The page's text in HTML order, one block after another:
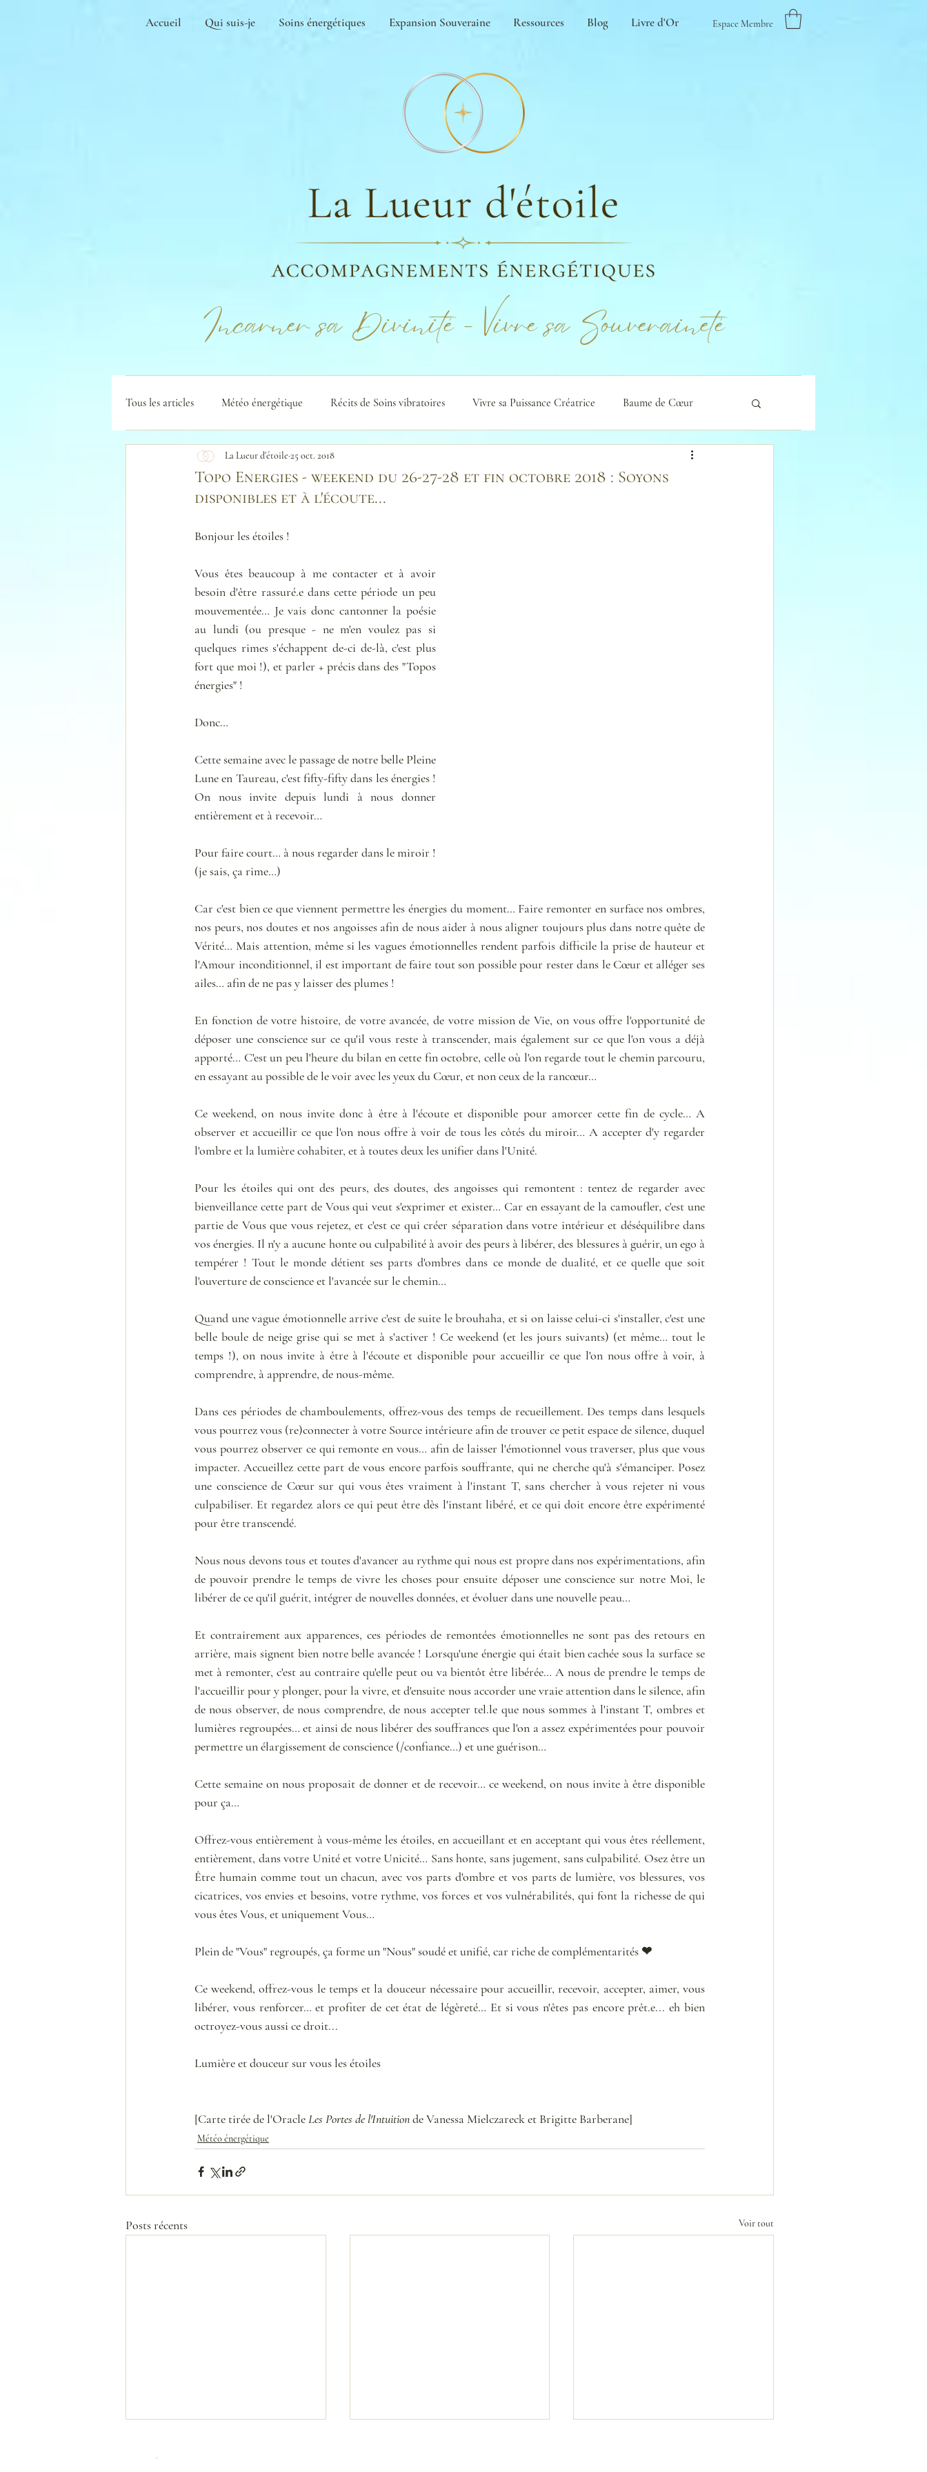
Accueil Qui suis-je Soins énergétiques Expansion Souveraine Ressources Blog Livre d'Or Espace Membre
Incarner sa Divinité - Vivre sa Souveraineté
Tous les articles Météo énergétique Récits de Soins vibratoires Vivre sa Puissance Créatrice Baume de Cœur
Topo Energies - weekend du 26-27-28 et fin octobre 2018 : Soyons
disponibles et à l'écoute...
La Lueur d'étoile 25 oct. 2018
Bonjour les étoiles !
Vous êtes beaucoup à me contacter et à avoir
besoin d'être rassuré.e dans cette période un peu
mouvementée… Je vais donc cantonner la poésie
au lundi (ou presque - ne m'en voulez pas si
quelques rimes s'échappent de-ci de-là, c'est plus
fort que moi !), et parler + précis dans des "Topos
énergies" !
Donc…
Cette semaine avec le passage de notre belle Pleine
Lune en Taureau, c'est fifty-fifty dans les énergies !
On nous invite depuis lundi à nous donner
entièrement et à recevoir…
Pour faire court… à nous regarder dans le miroir !
(je sais, ça rime…)
Car c'est bien ce que viennent permettre les énergies du moment… Faire remonter en surface nos ombres,
nos peurs, nos doutes et nos angoisses afin de nous aider à nous aligner toujours plus dans notre quête de
Vérité… Mais attention, même si les vagues émotionnelles rendent parfois difficile la prise de hauteur et
l'Amour inconditionnel, il est important de faire tout son possible pour rester dans le Cœur et alléger ses
ailes… afin de ne pas y laisser des plumes !
En fonction de votre histoire, de votre avancée, de votre mission de Vie, on vous offre l'opportunité de
déposer une conscience sur ce qu'il vous reste à transcender, mais également sur ce que l'on vous a déjà
apporté… C'est un peu l'heure du bilan en cette fin octobre, celle où l'on regarde tout le chemin parcouru,
en essayant au possible de le voir avec les yeux du Cœur, et non ceux de la rancœur…
Ce weekend, on nous invite donc à être à l'écoute et disponible pour amorcer cette fin de cycle… A
observer et accueillir ce que l'on nous offre à voir de tous les côtés du miroir… A accepter d'y regarder
l'ombre et la lumière cohabiter, et à toutes deux les unifier dans l'Unité.
Pour les étoiles qui ont des peurs, des doutes, des angoisses qui remontent : tentez de regarder avec
bienveillance cette part de Vous qui veut s'exprimer et exister… Car en essayant de la camoufler, c'est une
partie de Vous que vous rejetez, et c'est ce qui créer séparation dans votre intérieur et déséquilibre dans
vos énergies. Il n'y a aucune honte ou culpabilité à avoir des peurs à libérer, des blessures à guérir, un ego à
tempérer ! Tout le monde détient ses parts d'ombres dans ce monde de dualité, et ce quelle que soit
l'ouverture de conscience et l'avancée sur le chemin…
Quand une vague émotionnelle arrive c'est de suite le brouhaha, et si on laisse celui-ci s'installer, c'est une
belle boule de neige grise qui se met à s'activer ! Ce weekend (et les jours suivants) (et même… tout le
temps !), on nous invite à être à l'écoute et disponible pour accueillir ce que l'on nous offre à voir, à
comprendre, à apprendre, de nous-même.
Dans ces périodes de chamboulements, offrez-vous des temps de recueillement. Des temps dans lesquels
vous pourrez vous (re)connecter à votre Source intérieure afin de trouver ce petit espace de silence, duquel
vous pourrez observer ce qui remonte en vous… afin de laisser l'émotionnel vous traverser, plus que vous
impacter. Accueillez cette part de vous encore parfois souffrante, qui ne cherche qu'à s'émanciper. Posez
une conscience de Cœur sur qui vous êtes vraiment à l'instant T, sans chercher à vous rejeter ni vous
culpabiliser. Et regardez alors ce qui peut être dès l'instant libéré, et ce qui doit encore être expérimenté
pour être transcendé.
Nous nous devons tous et toutes d'avancer au rythme qui nous est propre dans nos expérimentations, afin
de pouvoir prendre le temps de vivre les choses pour ensuite déposer une conscience sur notre Moi, le
libérer de ce qu'il guérit, intégrer de nouvelles données, et évoluer dans une nouvelle peau…
Et contrairement aux apparences, ces périodes de remontées émotionnelles ne sont pas des retours en
arrière, mais signent bien notre belle avancée ! Lorsqu'une énergie qui était bien cachée sous la surface se
met à remonter, c'est au contraire qu'elle peut ou va bientôt être libérée… A nous de prendre le temps de
l'accueillir pour y plonger, pour la vivre, et d'ensuite nous accorder une vraie attention dans le silence, afin
de nous observer, de nous comprendre, de nous accepter tel.le que nous sommes à l'instant T, ombres et
lumières regroupées… et ainsi de nous libérer des souffrances que l'on a assez expérimentées pour pouvoir
permettre un élargissement de conscience (/confiance…) et une guérison…
Cette semaine on nous proposait de donner et de recevoir… ce weekend, on nous invite à être disponible
pour ça…
Offrez-vous entièrement à vous-même les étoiles, en accueillant et en acceptant qui vous êtes réellement,
entièrement, dans votre Unité et votre Unicité… Sans honte, sans jugement, sans culpabilité. Osez être un
Être humain comme tout un chacun, avec vos parts d'ombre et vos parts de lumière, vos blessures, vos
cicatrices, vos envies et besoins, votre rythme, vos forces et vos vulnérabilités, qui font la richesse de qui
vous êtes Vous, et uniquement Vous…
Plein de "Vous" regroupés, ça forme un "Nous" soudé et unifié, car riche de complémentarités ❤
Ce weekend, offrez-vous le temps et la douceur nécessaire pour accueillir, recevoir, accepter, aimer, vous
libérer, vous renforcer… et profiter de cet état de légèreté… Et si vous n'êtes pas encore prêt.e... eh bien
octroyez-vous aussi ce droit...
Lumière et douceur sur vous les étoiles
[Carte tirée de l'Oracle Les Portes de l'Intuition de Vanessa Mielczareck et Brigitte Barberane]
Météo énergétique
Posts récents Voir tout